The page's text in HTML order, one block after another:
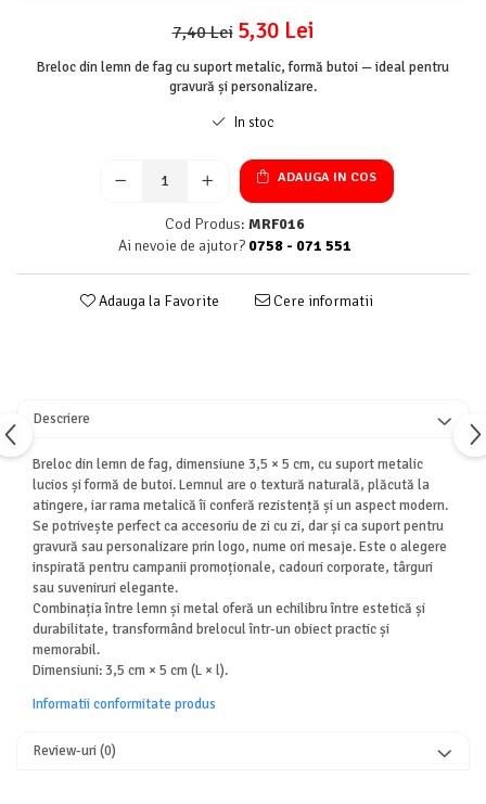
7,40 Lei 5,30 Lei
Breloc din lemn de fag cu suport metalic, formă butoi — ideal pentru
gravură și personalizare.
In stoc
ADAUGA IN COS
Cod Produs: MRF016
Ai nevoie de ajutor? 0758 - 071 551
Adauga la Favorite Cere informatii
Descriere
Breloc din lemn de fag, dimensiune 3,5 × 5 cm, cu suport metalic
lucios și formă de butoi. Lemnul are o textură naturală, plăcută la
atingere, iar rama metalică îi conferă rezistență și un aspect modern.
Se potrivește perfect ca accesoriu de zi cu zi, dar și ca suport pentru
gravură sau personalizare prin logo, nume ori mesaje. Este o alegere
inspirată pentru campanii promoționale, cadouri corporate, târguri
sau suveniruri elegante.
Combinația între lemn și metal oferă un echilibru între estetică și
durabilitate, transformând brelocul într-un obiect practic și
memorabil.
Dimensiuni: 3,5 cm × 5 cm (L × l).
Informatii conformitate produs
Review-uri(0)